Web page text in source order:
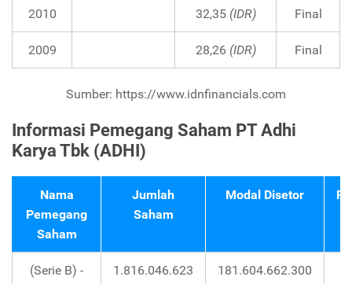
2010 32,35 (IDR) Final
2009 28,26 (IDR) Final
Sumber: https://www.idnfinancials.com
Informasi Pemegang Saham PT Adhi
Karya Tbk (ADHI)
Nama
Pemegang
Saham
Jumlah
Saham
Modal Disetor
(Serie B) -
1.816.046.623
181.604.662.300